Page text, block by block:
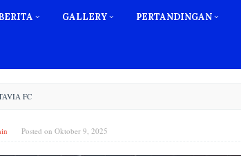
GALLERY PERTANDINGAN
FC
Posted onOktober 9, 2025